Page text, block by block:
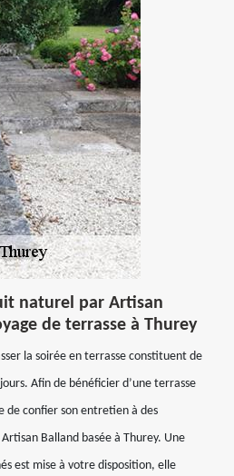
naturel par Artisan
de terrasse à Thurey
la soirée en terrasse constituent de
Afin de bénéficier d’une terrasse
de confier son entretien à des
Balland basée à Thurey. Une
est mise à votre disposition, elle